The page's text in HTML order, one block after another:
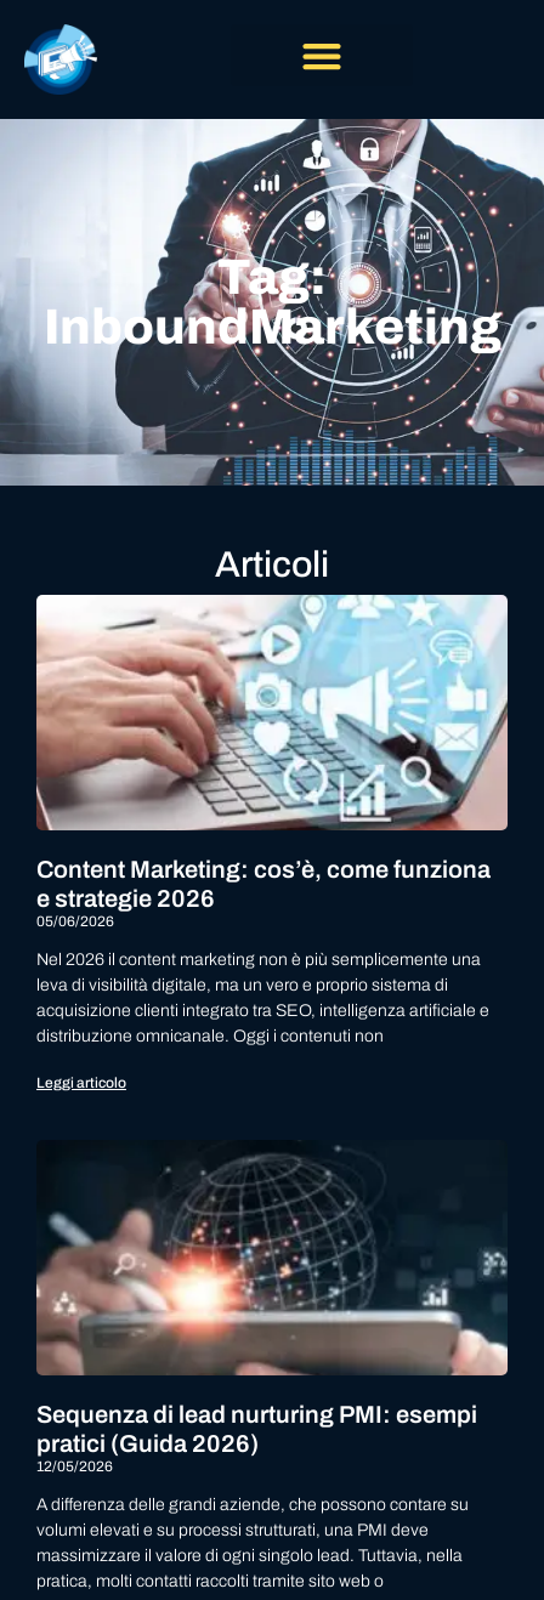
Tag:
InboundMarketing
Articoli
Content Marketing: cos’è, come funziona
e strategie 2026
05/06/2026
Nel 2026 il content marketing non è più semplicemente una
leva di visibilità digitale, ma un vero e proprio sistema di
acquisizione clienti integrato tra SEO, intelligenza artificiale e
distribuzione omnicanale. Oggi i contenuti non
Leggi articolo
Sequenza di lead nurturing PMI: esempi
pratici (Guida 2026)
12/05/2026
A differenza delle grandi aziende, che possono contare su
volumi elevati e su processi strutturati, una PMI deve
massimizzare il valore di ogni singolo lead. Tuttavia, nella
pratica, molti contatti raccolti tramite sito web o